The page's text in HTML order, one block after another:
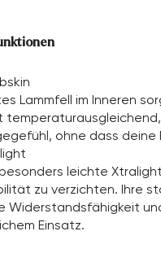
Lammfell im Inneren
ohne dass deine
leichte
zu verzichten. Ihre
Widerstandsfähigkeit
Einsatz.